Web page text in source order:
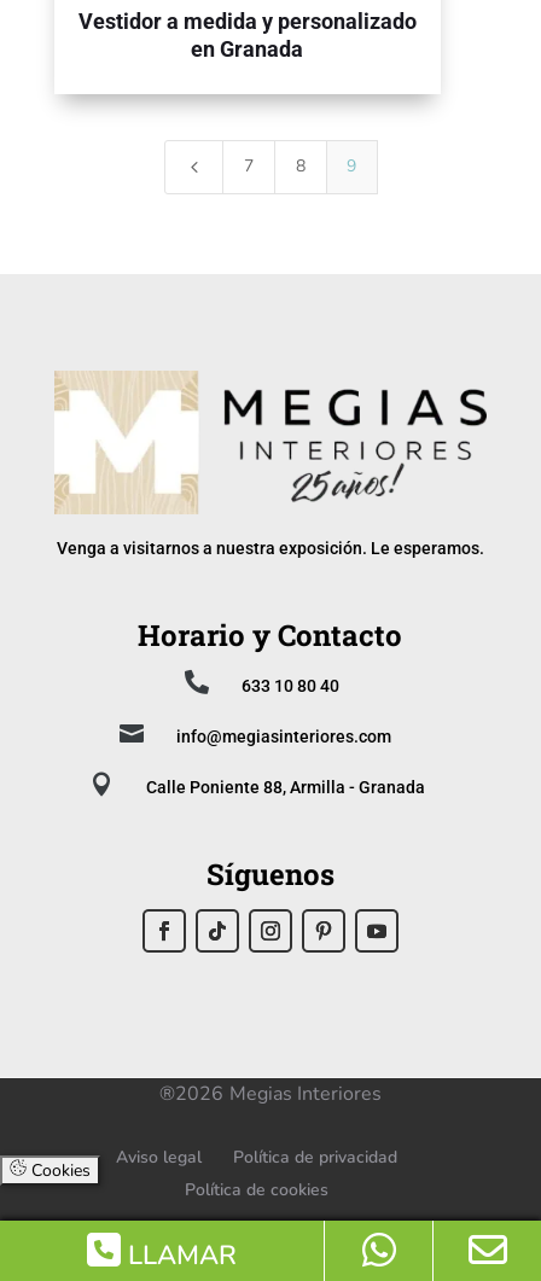
Vestidor a medida y personalizado
en Granada
4 7 8 9
Venga a visitarnos a nuestra exposición. Le esperamos.
Horario y Contacto
 633 10 80 40
 info@megiasinteriores.com
 Calle Poniente 88, Armilla - Granada
Síguenos
®2026 Megias Interiores
Aviso legal
Política de privacidad
Política de cookies
Cookies
Diseñado por
LLAMAR